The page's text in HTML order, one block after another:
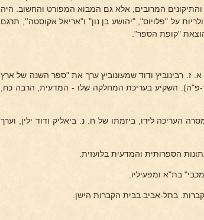
המרובים, אלא גם המבוא המפורט והחשוב. היה
על "פלויוס", "יהושע בן נון" ו"אריאל אקוסטה'', תרגם
"קופת הספר".
רבינוביץ ודוד שמעונוביץ ערך את "ספר השנה של ארץ
פ"ה). השקיע בעריכת המחלקה שלו - המדעית, הרבה כח,
העריכה לידו, ביזמתו של ח. נ. ביאליק ודוד ילין, וערך
הספרותית והמדעית בלועזית.
בת"א ומפעיליו.